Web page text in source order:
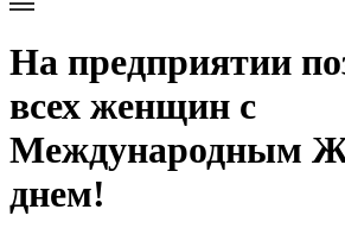
На предприятии
всех женщин с
Международным
днем!